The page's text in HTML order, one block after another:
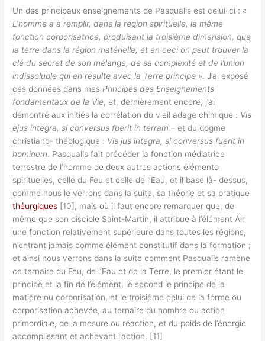
Un des principaux enseignements de Pasqualis est celui-ci : «
L’homme a à remplir, dans la région spirituelle, la même
fonction corporisatrice, produisant la troisième dimension, que
la terre dans la région matérielle, et en ceci on peut trouver la
clé du secret de son mélange, de sa complexité et de l’union
indissoluble qui en résulte avec la Terre principe ». J’ai exposé
ces données dans mes Principes des Enseignements
fondamentaux de la Vie, et, dernièrement encore, j’ai
démontré aux initiés la corrélation du vieil adage chimique : Vis
ejus integra, si conversus fuerit in terram– et du dogme
christiano- théologique : Vis jus integra, si conversus fuerit in
hominem. Pasqualis fait précéder la fonction médiatrice
terrestre de l’homme de deux autres actions élémento
spirituelles, celle du Feu et celle de l’Eau, et il base là- dessus,
comme nous le verrons dans la suite, sa théorie et sa pratique
théurgiques [10], mais où il faut encore remarquer que, de
même que son disciple Saint-Martin, il attribue à l’élément Air
une fonction relativement supérieure dans toutes les régions,
n’entrant jamais comme élément constitutif dans la formation ;
et ainsi nous verrons dans la suite comment Pasqualis ramène
ce ternaire du Feu, de l’Eau et de la Terre, le premier étant le
principe et la fin de l’élément, le second le principe de la
matière ou corporisation, et le troisième celui de la forme ou
corporisation achevée, au ternaire du nombre ou action
primordiale, de la mesure ou réaction, et du poids de l’énergie
accomplissant et achevant l’action. [11]